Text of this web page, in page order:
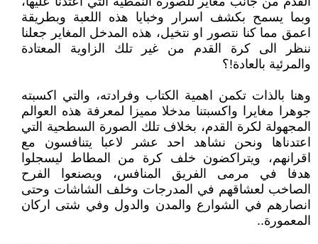
وبما يسمح بكشف اسرار وخبايا هذه اللعبة وبطريقة
اعمق مما كنا نتصور او نتخيل، هذه المدخل المغاير جعلنا
ننظر الى كرة القدم من غير تلك الزاوية المعتادة
والمرئية بالعادة!؟
وهنا بالذات تكمن اهمية الكتاب وفرادته، والتي اكسبته
جوهرا مغايرا واكسبتنا مدخلا مميزا لمعرفة هذه العوالم
المجهولة لكرة القدم، بخلاف تلك الصورة السطحية التي
اعتدناها ونحن نشاهد احد عشر لاعبا يتنافسون مع
اقرانهم، ويتراكضون خلف كرة من المطاط ليسجلوا
هدفا في مرمى الفريق المنافس، ويصنعوا الفرح
الصاخب لعشاقهم في المدرجات وخلف الشاشات وحتى
انصارهم في الشوارع والمدن والدول وفي شتى اركان
المعمورة..